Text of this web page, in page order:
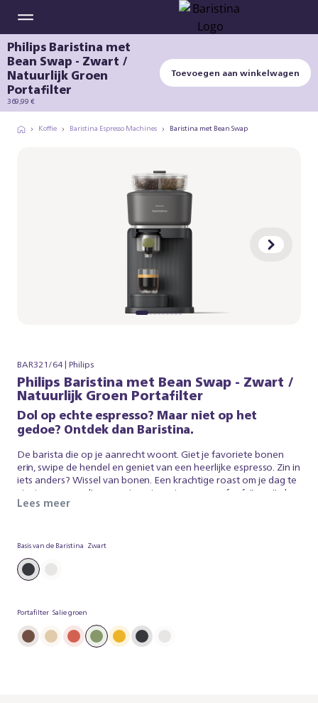
Philips Baristina met
Bean Swap - Zwart /
Natuurlijk Groen
Portafilter
369,99 €
Toevoegen aan winkelwagen
Koffie Baristina Espresso Machines Baristina met Bean Swap
BAR321/64 | Philips
Philips Baristina met Bean Swap - Zwart /
Natuurlijk Groen Portafilter
Dol op echte espresso? Maar niet op het
gedoe? Ontdek dan Baristina.
De barista die op je aanrecht woont. Giet je favoriete bonen
erin, swipe de hendel en geniet van een heerlijke espresso. Zin in
iets anders? Wissel van bonen. Een krachtige roast om je dag te
starten, een medium roast om te ontspannen, of cafeïnevrij als
dat jouw ding is. Dankzij onze dubbele bonencontainer kun je
van een heerlijk, vers gebrouwen koffie. Dus swipe de hendel -
en maak je klaar voor echte espresso. Zonder gedoe.
Lees meer
Basis van de Baristina Zwart
Portafilter Salie groen